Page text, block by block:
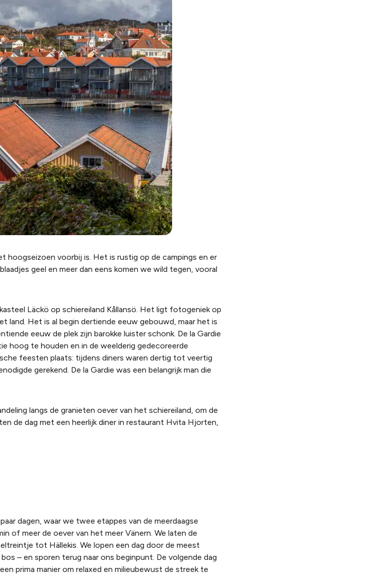
hoogseizoen voorbij is. Het is rustig op de campings en er
geel en meer dan eens komen we wild tegen, vooral
Läckö op schiereiland Kållansö. Het ligt fotogeniek op
Het is al begin dertiende eeuw gebouwd, maar het is
eeuw de plek zijn barokke luister schonk. De la Gardie
hoog te houden en in de weelderig gedecoreerde
feesten plaats: tijdens diners waren dertig tot veertig
gerekend. De la Gardie was een belangrijk man die
langs de granieten oever van het schiereiland, om de
de dag met een heerlijk diner in restaurant Hvita Hjorten,
dagen, waar we twee etappes van de meerdaagse
of meer de oever van het meer Vänern. We laten de
tot Hällekis. We lopen een dag door de meest
– en sporen terug naar ons beginpunt. De volgende dag
prima manier om relaxed en milieubewust de streek te